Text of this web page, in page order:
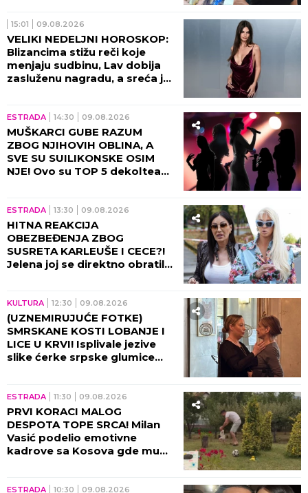
15:01 09.08.2026
VELIKI NEDELJNI HOROSKOP:
Blizancima stižu reči koje
menjaju sudbinu, Lav dobija
zasluženu nagradu, a sreća je
ESTRADA 14:30 09.08.2026
MUŠKARCI GUBE RAZUM
ZBOG NJIHOVIH OBLINA, A
SVE SU SUILIKONSKE OSIM
NJE! Ovo su TOP 5 dekoltea
ESTRADA 13:30 09.08.2026
HITNA REAKCIJA
OBEZBEĐENJA ZBOG
SUSRETA KARLEUŠE I CECE?!
Jelena joj se direktno obratila,
KULTURA 12:30 09.08.2026
(UZNEMIRUJUĆE FOTKE)
SMRSKANE KOSTI LOBANJE I
LICE U KRVI! Isplivale jezive
slike ćerke srpske glumice
ESTRADA 11:30 09.08.2026
PRVI KORACI MALOG
DESPOTA TOPE SRCA! Milan
Vasić podelio emotivne
kadrove sa Kosova gde mu
ESTRADA 10:30 09.08.2026